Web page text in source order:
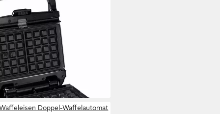
Kombi-Waffeleisen SW852D
Collection, 700 W,
Platten,
viele
(891)
€ UVP119,99 €
- in 1-2 Werktagen bei dir
Doppel-Waffelautomat